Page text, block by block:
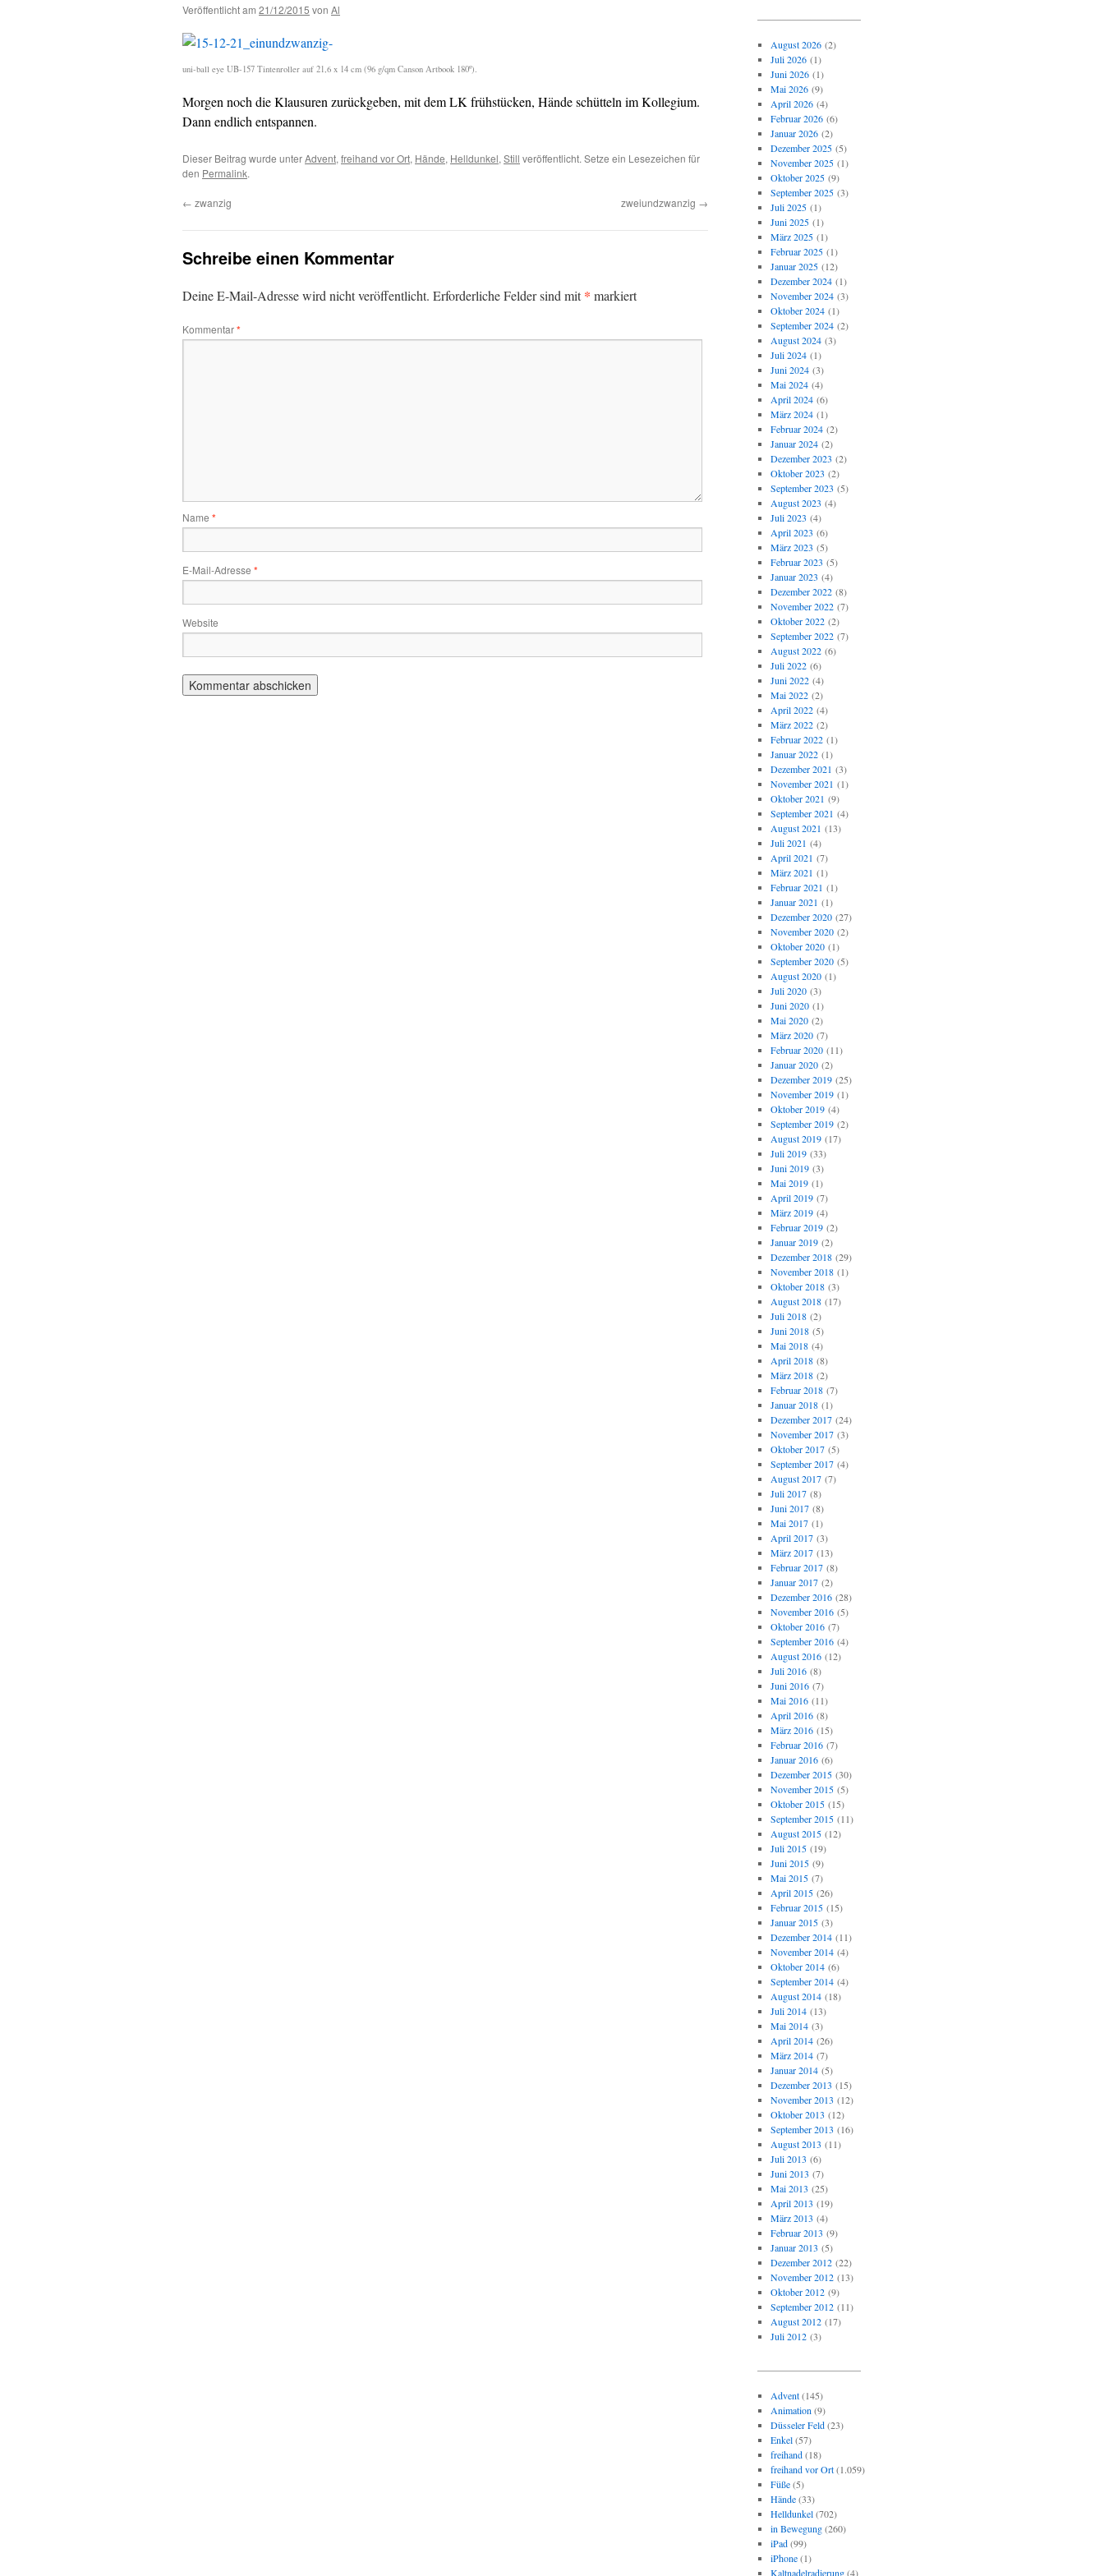
Veröffentlicht am 21/12/2015 von Al
uni-ball eye UB-157 Tintenroller auf 21,6 x 14 cm (96 g/qm Canson Artbook 180º).
Morgen noch die Klausuren zurückgeben, mit dem LK frühstücken, Hände schütteln im Kollegium.
Dann endlich entspannen.
Dieser Beitrag wurde unterAdvent, freihand vor Ort, Hände, Helldunkel, Still veröffentlicht. Setze ein Lesezeichen für
den Permalink.
← zwanzig zweiundzwanzig →
Schreibe einen Kommentar
Deine E-Mail-Adresse wird nicht veröffentlicht. Erforderliche Felder sind mit* markiert
Kommentar*
Name *
E-Mail-Adresse *
Website
August 2026(2)
Juli 2026(1)
Juni 2026(1)
Mai 2026(9)
April 2026(4)
Februar 2026(6)
Januar 2026(2)
Dezember 2025(5)
November 2025(1)
Oktober 2025(9)
September 2025(3)
Juli 2025(1)
Juni 2025(1)
März 2025(1)
Februar 2025(1)
Januar 2025(12)
Dezember 2024(1)
November 2024(3)
Oktober 2024(1)
September 2024(2)
August 2024(3)
Juli 2024(1)
Juni 2024(3)
Mai 2024(4)
April 2024(6)
März 2024(1)
Februar 2024(2)
Januar 2024(2)
Dezember 2023 (2)
Oktober 2023 (2)
September 2023 (5)
August 2023 (4)
Juli 2023 (4)
April 2023 (6)
März 2023 (5)
Februar 2023 (5)
Januar 2023 (4)
Dezember 2022(8)
November 2022(7)
Oktober 2022(2)
September 2022(7)
August 2022(6)
Juli 2022(6)
Juni 2022(4)
Mai 2022(2)
April 2022(4)
März 2022(2)
Februar 2022(1)
Januar 2022(1)
Dezember 2021 (3)
November 2021 (1)
Oktober 2021 (9)
September 2021 (4)
August 2021 (13)
Juli 2021 (4)
April 2021 (7)
März 2021 (1)
Februar 2021 (1)
Januar 2021 (1)
Dezember 2020(27)
November 2020(2)
Oktober 2020(1)
September 2020(5)
August 2020(1)
Juli 2020(3)
Juni 2020(1)
Mai 2020(2)
März 2020(7)
Februar 2020(11)
Januar 2020(2)
Dezember 2019(25)
November 2019(1)
Oktober 2019(4)
September 2019(2)
August 2019(17)
Juli 2019(33)
Juni 2019(3)
Mai 2019(1)
April 2019(7)
März 2019(4)
Februar 2019(2)
Januar 2019(2)
Dezember 2018(29)
November 2018(1)
Oktober 2018(3)
August 2018(17)
Juli 2018(2)
Juni 2018(5)
Mai 2018(4)
April 2018(8)
März 2018(2)
Februar 2018(7)
Januar 2018(1)
Dezember 2017(24)
November 2017(3)
Oktober 2017(5)
September 2017(4)
August 2017(7)
Juli 2017(8)
Juni 2017(8)
Mai 2017(1)
April 2017(3)
März 2017(13)
Februar 2017(8)
Januar 2017(2)
Dezember 2016(28)
November 2016(5)
Oktober 2016(7)
September 2016(4)
August 2016(12)
Juli 2016(8)
Juni 2016(7)
Mai 2016(11)
April 2016(8)
März 2016(15)
Februar 2016(7)
Januar 2016(6)
Dezember 2015(30)
November 2015(5)
Oktober 2015(15)
September 2015(11)
August 2015(12)
Juli 2015(19)
Juni 2015(9)
Mai 2015(7)
April 2015(26)
Februar 2015(15)
Januar 2015(3)
Dezember 2014(11)
November 2014(4)
Oktober 2014(6)
September 2014(4)
August 2014(18)
Juli 2014(13)
Mai 2014(3)
April 2014(26)
März 2014(7)
Januar 2014(5)
Dezember 2013 (15)
November 2013 (12)
Oktober 2013 (12)
September 2013 (16)
August 2013 (11)
Juli 2013 (6)
Juni 2013 (7)
Mai 2013 (25)
April 2013 (19)
März 2013 (4)
Februar 2013 (9)
Januar 2013 (5)
Dezember 2012(22)
November 2012(13)
Oktober 2012(9)
September 2012(11)
August 2012(17)
Juli 2012(3)
Advent(145)
Animation (9)
Düsseler Feld(23)
Enkel(57)
freihand(18)
freihand vor Ort(1.059)
Füße(5)
Hände(33)
Helldunkel(702)
in Bewegung(260)
iPad(99)
iPhone(1)
Kaltnadelradierung(4)